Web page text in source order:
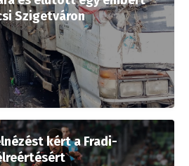
Szigetváron
kért a Fradi-